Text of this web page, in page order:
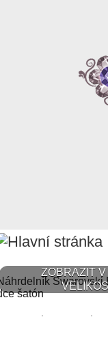
ZOBRAZIT